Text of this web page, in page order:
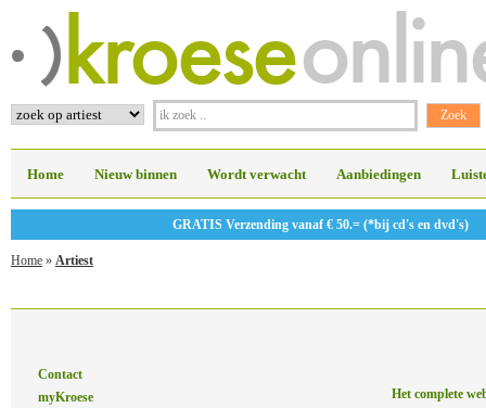
Home Nieuw binnen Wordt verwacht Aanbiedingen
GRATIS Verzending vanaf € 50.= (*bij cd's en dvd's)
Home » Artiest
Contact
myKroese
Het complete